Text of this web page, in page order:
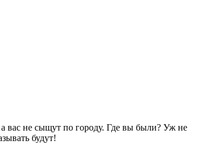
вас не сыщут по городу. Где вы были? Уж не
будут!